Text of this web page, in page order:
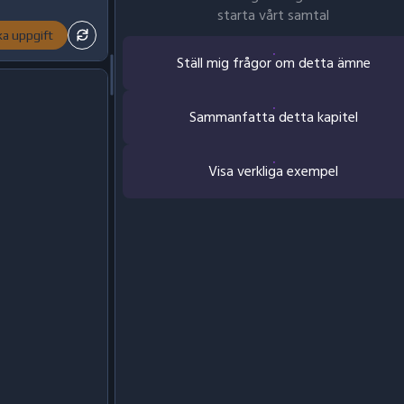
uppgift
starta vårt samtal
Ställ mig frågor om detta ämne
Sammanfatta detta kapitel
Visa verkliga exempel